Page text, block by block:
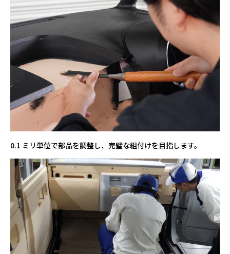
0.1 ミリ単位で部品を調整し、完璧な組付けを目指します。